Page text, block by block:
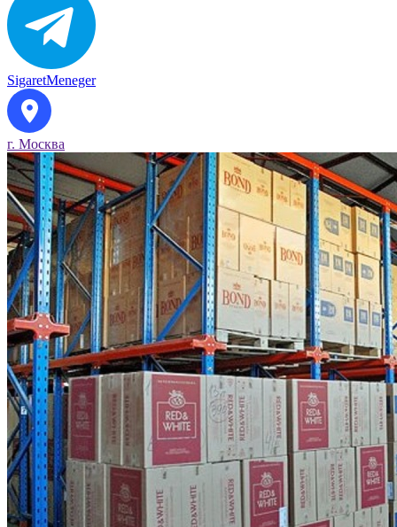
SigaretMeneger
г. Москва